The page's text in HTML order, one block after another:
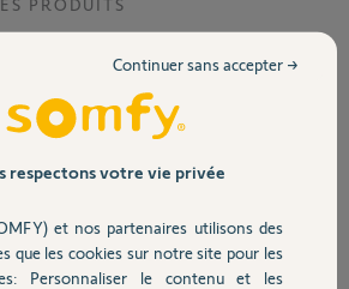
PRODUITS
d'un moteur de volet ?
Jolly moto d'un store vertical
par un Somfy.
vous ?
volts - et télécommande
respectons votre vie privée
et nos partenaires utilisons des
que les cookies sur notre site pour les
Personnaliser le contenu et les
Continuer sans accepter →